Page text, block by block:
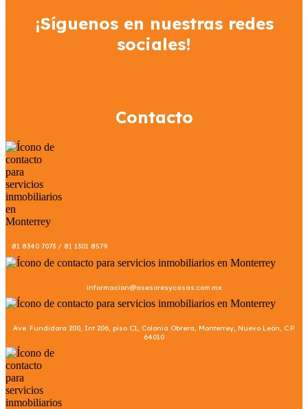
¡Síguenos en nuestras redes
sociales!
Contacto
81 8340 7073 / 81 1301 8579
informacion@asesoresycasas.com.mx
Ave. Fundidora 200, Int 206, piso C1, Colonia Obrera, Monterrey, Nuevo León, C.P.
64010